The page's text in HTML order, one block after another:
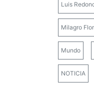
Luis
Milagro
Mundo
NOTICIA